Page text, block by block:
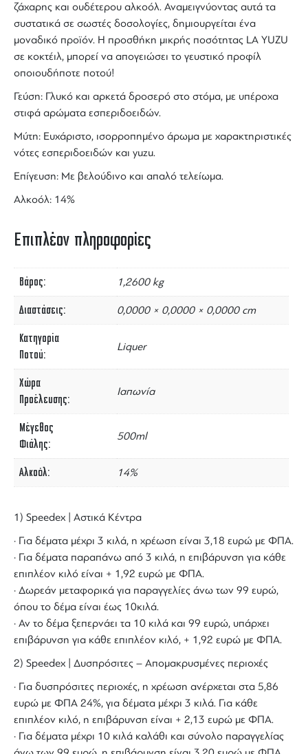
ζάχαρης και ουδέτερου αλκοόλ. Αναμειγνύοντας αυτά τα
συστατικά σε σωστές δοσολογίες, δημιουργείται ένα
μοναδικό προϊόν. Η προσθήκη μικρής ποσότητας LA YUZU
σε κοκτέιλ, μπορεί να απογειώσει το γευστικό προφίλ
οποιουδήποτε ποτού!
Γεύση: Γλυκό και αρκετά δροσερό στο στόμα, με υπέροχα
στιφά αρώματα εσπεριδοειδών.
Μύτη: Ευχάριστο, ισορροπημένο άρωμα με χαρακτηριστικές
νότες εσπεριδοειδών και yuzu.
Επίγευση: Με βελούδινο και απαλό τελείωμα.
Αλκοόλ: 14%
Επιπλέον πληροφορίες
Βάρος 1,2600 kg
Διαστάσεις 0,0000 × 0,0000 × 0,0000 cm
Κατηγορία
Ποτού
Liquer
Χώρα
Προέλευσης
Ιαπωνία
Μέγεθος
Φιάλης
500ml
Αλκοόλ 14%
1) Speedex | Αστικά Κέντρα
· Για δέματα μέχρι 3 κιλά, η χρέωση είναι 3,18 ευρώ με ΦΠΑ.
· Για δέματα παραπάνω από 3 κιλά, η επιβάρυνση για κάθε
επιπλέον κιλό είναι + 1,92 ευρώ με ΦΠΑ.
· Δωρεάν μεταφορικά για παραγγελίες άνω των 99 ευρώ,
όπου το δέμα είναι έως 10κιλά.
· Αν το δέμα ξεπερνάει τα 10 κιλά και 99 ευρώ, υπάρχει
επιβάρυνση για κάθε επιπλέον κιλό, + 1,92 ευρώ με ΦΠΑ.
2) Speedex | Δυσπρόσιτες – Απομακρυσμένες περιοχές
· Για δυσπρόσιτες περιοχές, η χρέωση ανέρχεται στα 5,86
ευρώ με ΦΠΑ 24%, για δέματα μέχρι 3 κιλά. Για κάθε
επιπλέον κιλό, η επιβάρυνση είναι + 2,13 ευρώ με ΦΠΑ.
· Για δέματα μέχρι 10 κιλά καλάθι και σύνολο παραγγελίας